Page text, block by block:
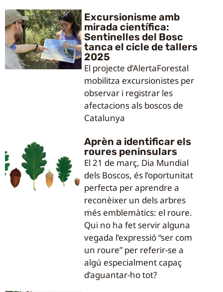
Excursionisme amb
mirada científica:
Sentinelles del Bosc
tanca el cicle de tallers
2025
El projecte d’AlertaForestal
mobilitza excursionistes per
observar i registrar les
afectacions als boscos de
Catalunya
Aprèn a identificar els
roures peninsulars
El 21 de març, Dia Mundial
dels Boscos, és l’oportunitat
perfecta per aprendre a
reconèixer un dels arbres
més emblemàtics: el roure.
Qui no ha fet servir alguna
vegada l’expressió “ser com
un roure” per referir-se a
algú especialment capaç
d’aguantar-ho tot?